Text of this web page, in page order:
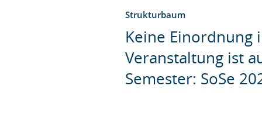
Strukturbaum
Keine Einordnung
Veranstaltung ist
Semester: SoSe